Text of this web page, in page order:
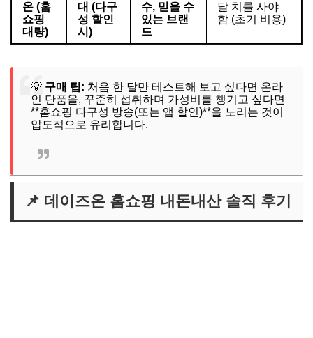
온 (홈
쇼핑
대량)
대 (다구
성 할인
시)
수, 믿을 수
있는 브랜
드
달 치를 사야
함 (초기 비용)
💡 구매 팁: 처음 한 달만 테스트해 보고 싶다면 온라
인 단품을, 꾸준히 섭취하며 가성비를 챙기고 싶다면
**홈쇼핑 다구성 방송(또는 앱 할인)**을 노리는 것이
압도적으로 유리합니다.
📌 데이즈온 홈쇼핑 내돈내산 솔직 후기